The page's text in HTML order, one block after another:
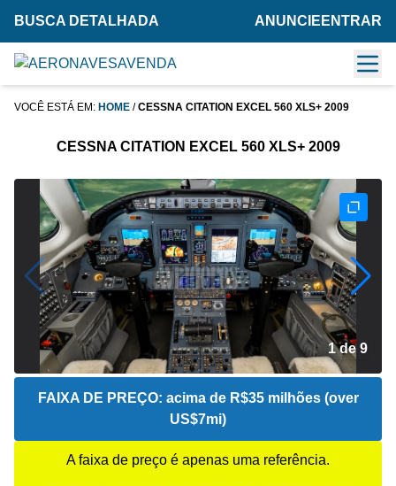
BUSCA DETALHADA ANUNCIE ENTRAR
VOCÊ ESTÁ EM: HOME /CESSNA CITATION EXCEL 560 XLS+ 2009
CESSNA CITATION EXCEL 560 XLS+ 2009
2 de 9
FAIXA DE PREÇO: acima de R$35 milhões (over
US$7mi)
A faixa de preço é apenas uma referência.